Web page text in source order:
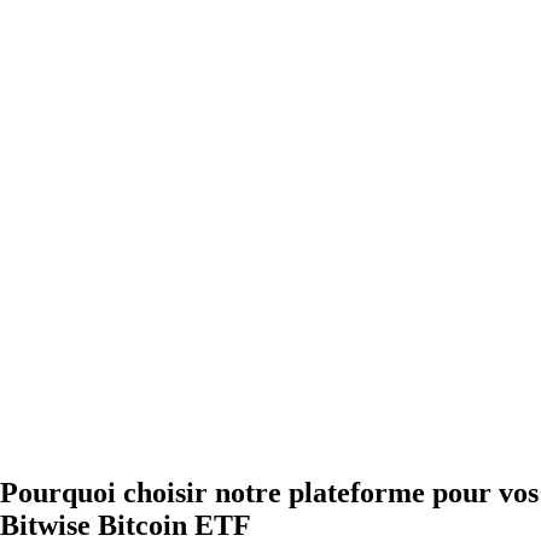
Pourquoi choisir notre plateforme pour vos
Bitwise Bitcoin ETF